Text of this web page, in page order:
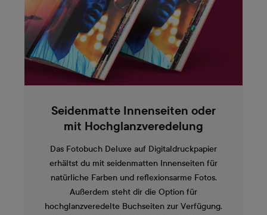
Seidenmatte Innenseiten oder
mit Hochglanzveredelung
Das Fotobuch Deluxe auf Digitaldruckpapier
erhältst du mit seidenmatten Innenseiten für
natürliche Farben und reflexionsarme Fotos.
Außerdem steht dir die Option für
hochglanzveredelte Buchseiten zur Verfügung.